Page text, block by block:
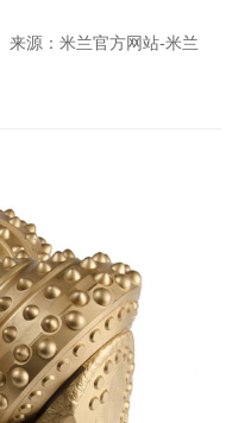
来源：米兰官方网站-米兰